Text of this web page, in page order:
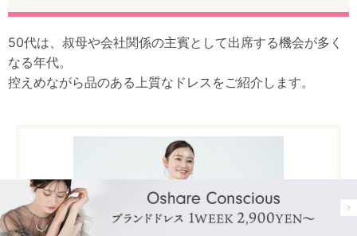
50代は、叔母や会社関係の主賓として出席する機会が多く
なる年代。
控えめながら品のある上質なドレスをご紹介します。